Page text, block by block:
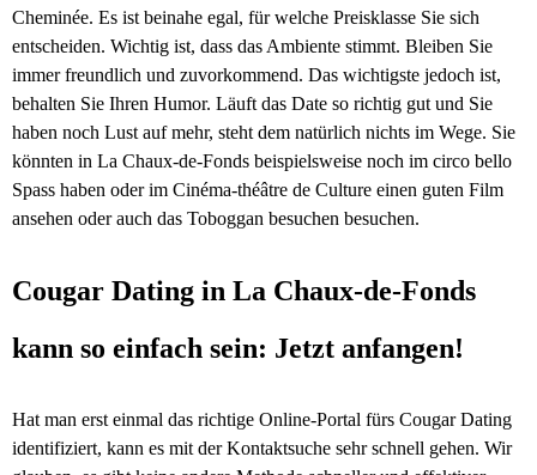
Cheminée. Es ist beinahe egal, für welche Preisklasse Sie sich
entscheiden. Wichtig ist, dass das Ambiente stimmt. Bleiben Sie
immer freundlich und zuvorkommend. Das wichtigste jedoch ist,
behalten Sie Ihren Humor. Läuft das Date so richtig gut und Sie
haben noch Lust auf mehr, steht dem natürlich nichts im Wege. Sie
könnten in La Chaux-de-Fonds beispielsweise noch im circo bello
Spass haben oder im Cinéma-théâtre de Culture einen guten Film
ansehen oder auch das Toboggan besuchen besuchen.
Cougar Dating in La Chaux-de-Fonds
kann so einfach sein: Jetzt anfangen!
Hat man erst einmal das richtige Online-Portal fürs Cougar Dating
identifiziert, kann es mit der Kontaktsuche sehr schnell gehen. Wir